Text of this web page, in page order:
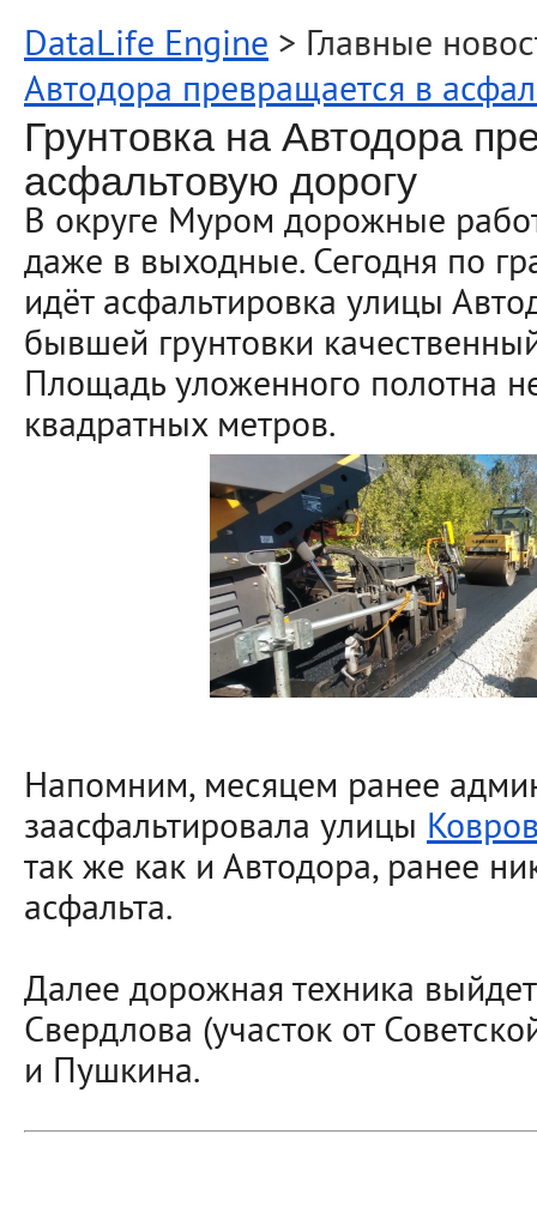
DataLife Engine > Главные
Автодора превращается в
Грунтовка на Автодора
асфальтовую дорогу
В округе Муром дорожные
даже в выходные. Сегодня по
идёт асфальтировка улицы
бывшей грунтовки
Площадь уложенного полотна
квадратных метров.
Напомним, месяцем ранее
заасфальтировала улицы
так же как и Автодора, ранее
асфальта.
Далее дорожная техника
Свердлова (участок от
и Пушкина.